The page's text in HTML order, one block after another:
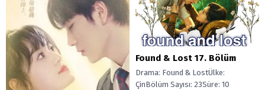
Found & Lost 17. Bölüm
Drama: Found & LostÜlke:
ÇinBölüm Sayısı: 23Süre: 10